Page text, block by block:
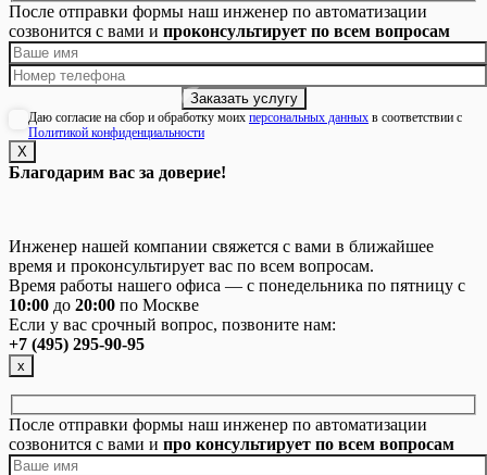
После отправки формы наш инженер по автоматизации
созвонится с вами и проконсультирует по всем вопросам
Даю согласие на сбор и обработку моих персональных данных в соответствии с
Политикой конфиденциальности
Х
Благодарим вас за доверие!
Инженер нашей компании свяжется с вами в ближайшее
время и проконсультирует вас по всем вопросам.
Время работы нашего офиса — с понедельника по пятницу с
10:00 до 20:00 по Москве
Если у вас срочный вопрос, позвоните нам:
+7 (495) 295-90-95
х
После отправки формы наш инженер по автоматизации
созвонится с вами и про консультирует по всем вопросам